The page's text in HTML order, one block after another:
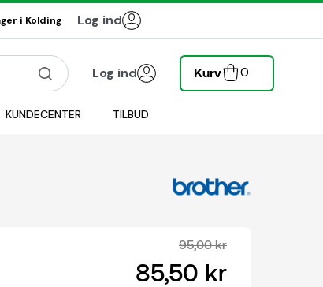
i Kolding Log ind
Log ind Kurv 0
KUNDECENTER TILBUD
95,00 kr
85,50 kr